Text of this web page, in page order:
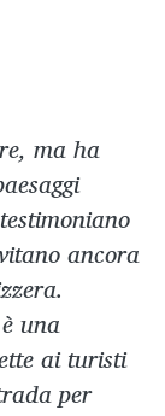
ma ha
ancora
una
ai turisti
per